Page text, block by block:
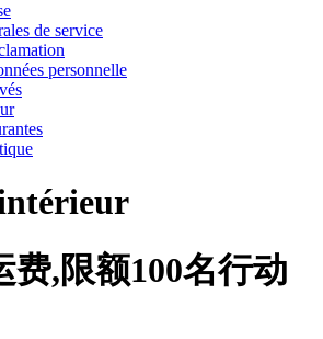
de service
personnelle
费,限额100名行动